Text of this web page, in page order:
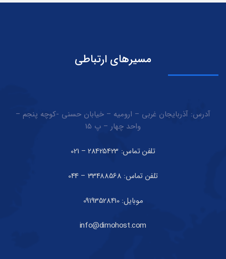
مسیرهای ارتباطی
آدرس: آذربایجان غربی – ارومیه – خیابان حسنی -کوچه پنجم –
واحد چهار – پ 15
تلفن تماس: 28425423 – 021
تلفن تماس: 33488568 – 044
موبایل: 09193528410
info@dimohost.com